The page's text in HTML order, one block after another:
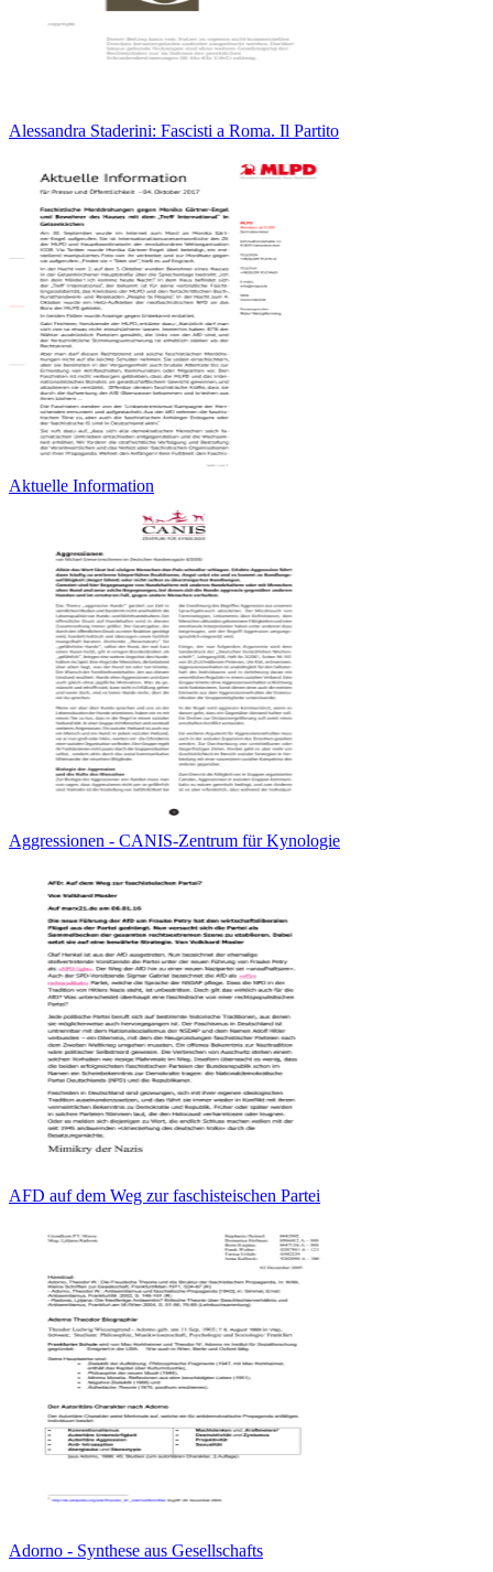
Alessandra Staderini: Fascisti a Roma. Il Partito
Aktuelle Information
Aggressionen - CANIS-Zentrum für Kynologie
AFD auf dem Weg zur faschisteischen Partei
Adorno - Synthese aus Gesellschafts